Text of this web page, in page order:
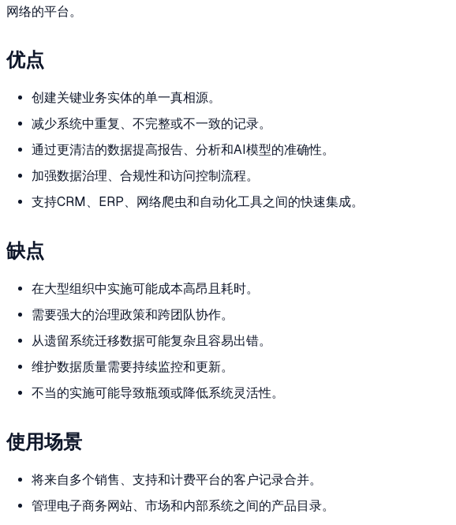
网络的平台。
优点
创建关键业务实体的单一真相源。
减少系统中重复、不完整或不一致的记录。
通过更清洁的数据提高报告、分析和AI模型的准确性。
加强数据治理、合规性和访问控制流程。
支持CRM、ERP、网络爬虫和自动化工具之间的快速集成。
缺点
在大型组织中实施可能成本高昂且耗时。
需要强大的治理政策和跨团队协作。
从遗留系统迁移数据可能复杂且容易出错。
维护数据质量需要持续监控和更新。
不当的实施可能导致瓶颈或降低系统灵活性。
使用场景
将来自多个销售、支持和计费平台的客户记录合并。
管理电子商务网站、市场和内部系统之间的产品目录。